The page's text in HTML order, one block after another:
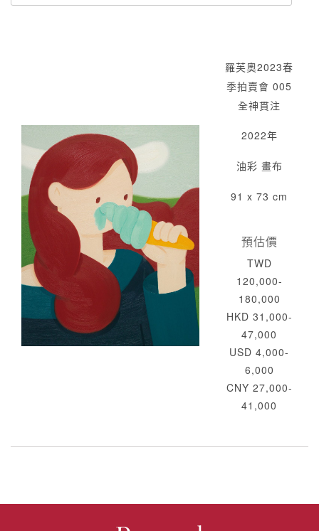
羅芙奧2023春
季拍賣會 005
全神貫注
2022年
油彩 畫布
91 x 73 cm
預估價
TWD
120,000-
180,000
HKD 31,000-
47,000
USD 4,000-
6,000
CNY 27,000-
41,000